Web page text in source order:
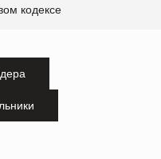
кодексе